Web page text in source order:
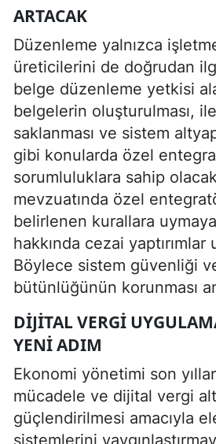
ARTACAK
Düzenleme yalnızca
üreticilerini de doğrudan
belge düzenleme yetkisi
belgelerin oluşturulması,
saklanması ve sistem
gibi konularda özel
sorumluluklara sahip
mevzuatında özel
belirlenen kurallara
hakkında cezai
Böylece sistem güvenliği
bütünlüğünün korunması
DIJITAL VERGI
YENI ADIM
Ekonomi yönetimi son
mücadele ve dijital vergi
güçlendirilmesi amacıyla
sistemlerini